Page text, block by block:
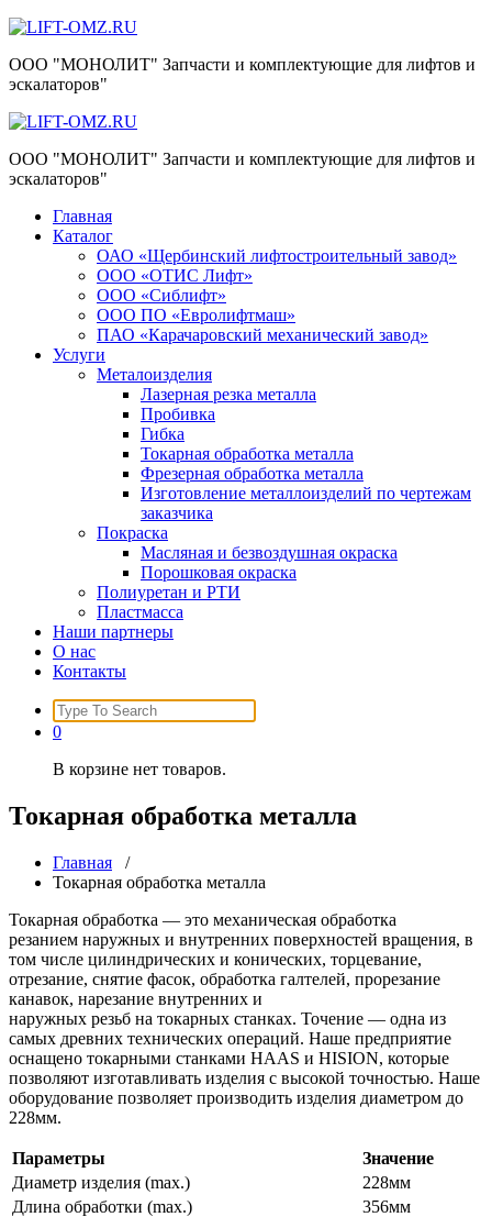
Skip
content
ООО "МОНОЛИТ" Запчасти и комплектующие для лифтов и
эскалаторов"
ООО "МОНОЛИТ" Запчасти и комплектующие для лифтов и
эскалаторов"
Главная
Каталог
ОАО «Щербинский лифтостроительный завод»
ООО «ОТИС Лифт»
ООО «Сиблифт»
ООО ПО «Евролифтмаш»
ПАО «Карачаровский механический завод»
Услуги
Металоизделия
Лазерная резка металла
Пробивка
Гибка
Токарная обработка металла
Фрезерная обработка металла
Изготовление металлоизделий по чертежам
заказчика
Покраска
Масляная и безвоздушная окраска
Порошковая окраска
Полиуретан и РТИ
Пластмасса
Наши партнеры
О нас
Контакты
Search
for:
0
В корзине нет товаров.
Токарная обработка металла
Главная /
Токарная обработка металла
Токарная обработка — это механическая обработка
резанием наружных и внутренних поверхностей вращения, в
том числе цилиндрических и конических, торцевание,
отрезание, снятие фасок, обработка галтелей, прорезание
канавок, нарезание внутренних и
наружных резьб на токарных станках. Точение — одна из
самых древних технических операций. Наше предприятие
оснащено токарными станками HAAS и HISION, которые
позволяют изготавливать изделия с высокой точностью. Наше
оборудование позволяет производить изделия диаметром до
228мм.
Параметры
Значение
Диаметр изделия (max.)
228мм
Длина обработки (max.)
356мм